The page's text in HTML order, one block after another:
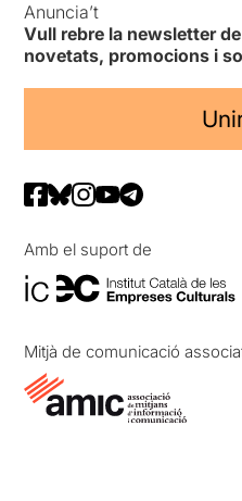
Anuncia’t
Vull rebre la newsletter
novetats, promocions i
Amb el suport de
Mitjà de comunicació